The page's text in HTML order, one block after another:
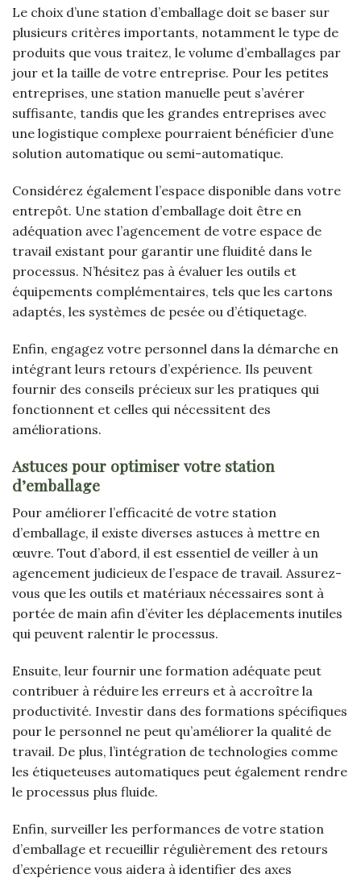
Le choix d’une station d’emballage doit se baser sur
plusieurs critères importants, notamment le type de
produits que vous traitez, le volume d’emballages par
jour et la taille de votre entreprise. Pour les petites
entreprises, une station manuelle peut s’avérer
suffisante, tandis que les grandes entreprises avec
une logistique complexe pourraient bénéficier d’une
solution automatique ou semi-automatique.
Considérez également l’espace disponible dans votre
entrepôt. Une station d’emballage doit être en
adéquation avec l’agencement de votre espace de
travail existant pour garantir une fluidité dans le
processus. N’hésitez pas à évaluer les outils et
équipements complémentaires, tels que les cartons
adaptés, les systèmes de pesée ou d’étiquetage.
Enfin, engagez votre personnel dans la démarche en
intégrant leurs retours d’expérience. Ils peuvent
fournir des conseils précieux sur les pratiques qui
fonctionnent et celles qui nécessitent des
améliorations.
Astuces pour optimiser votre station
d’emballage
Pour améliorer l’efficacité de votre station
d’emballage, il existe diverses astuces à mettre en
œuvre. Tout d’abord, il est essentiel de veiller à un
agencement judicieux de l’espace de travail. Assurez-
vous que les outils et matériaux nécessaires sont à
portée de main afin d’éviter les déplacements inutiles
qui peuvent ralentir le processus.
Ensuite, leur fournir une formation adéquate peut
contribuer à réduire les erreurs et à accroître la
productivité. Investir dans des formations spécifiques
pour le personnel ne peut qu’améliorer la qualité de
travail. De plus, l’intégration de technologies comme
les étiqueteuses automatiques peut également rendre
le processus plus fluide.
Enfin, surveiller les performances de votre station
d’emballage et recueillir régulièrement des retours
d’expérience vous aidera à identifier des axes